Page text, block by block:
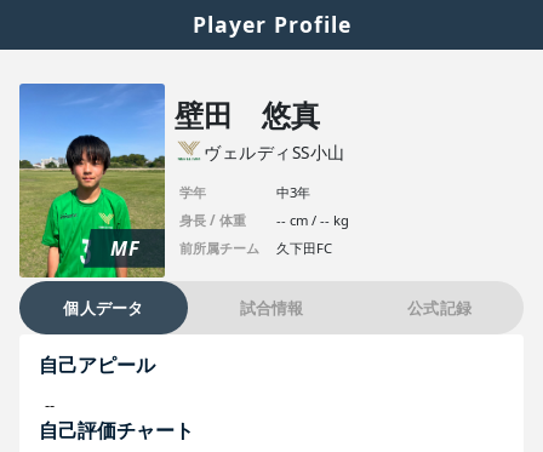
Player Profile
MF
壁田 悠真
ヴェルディSS小山
学年
中3年
身長 / 体重
-- cm / -- kg
前所属チーム
久下田FC
個人データ 試合情報 公式記録
自己アピール
--
自己評価チャート